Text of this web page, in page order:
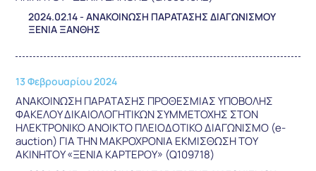
2024.02.14 - ΑΝΑΚΟΙΝΩΣΗ ΠΑΡΑΤΑΣΗΣ ΔΙΑΓΩΝΙΣΜΟΥ
ΞΕΝΙΑ ΞΑΝΘΗΣ
13 Φεβρουαρίου 2024
ΑΝΑΚΟΙΝΩΣΗ ΠΑΡΑΤΑΣΗΣ ΠΡΟΘΕΣΜΙΑΣ ΥΠΟΒΟΛΗΣ
ΦΑΚΕΛΟΥ ΔΙΚΑΙΟΛΟΓΗΤΙΚΩΝ ΣΥΜΜΕΤΟΧΗΣ ΣΤΟΝ
ΗΛΕΚΤΡΟΝΙΚΟ ΑΝΟΙΚΤΟ ΠΛΕΙΟΔΟΤΙΚΟ ΔΙΑΓΩΝΙΣΜΟ (e-
auction) ΓΙΑ ΤΗΝ ΜΑΚΡΟΧΡΟΝΙΑ ΕΚΜΙΣΘΩΣΗ ΤΟΥ
ΑΚΙΝΗΤΟΥ «ΞΕΝΙΑ ΚΑΡΤΕΡΟΥ» (Q109718)